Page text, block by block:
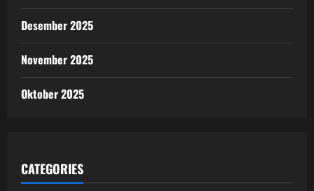
Desember 2025
November 2025
Oktober 2025
CATEGORIES